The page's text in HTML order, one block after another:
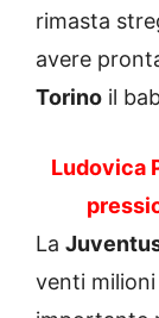
rimasta
avere
Torino il
Ludovica
La
venti